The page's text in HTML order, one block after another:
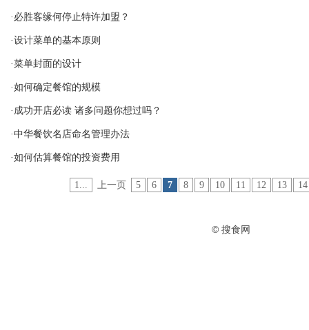
·必胜客缘何停止特许加盟？
·设计菜单的基本原则
·菜单封面的设计
·如何确定餐馆的规模
·成功开店必读 诸多问题你想过吗？
·中华餐饮名店命名管理办法
·如何估算餐馆的投资费用
1... 上一页 5 6 7 8 9 10 11 12 13 14
© 搜食网